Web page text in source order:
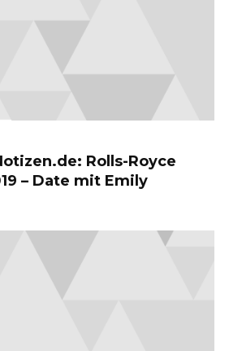
Rolls-Royce
– Date mit Emily